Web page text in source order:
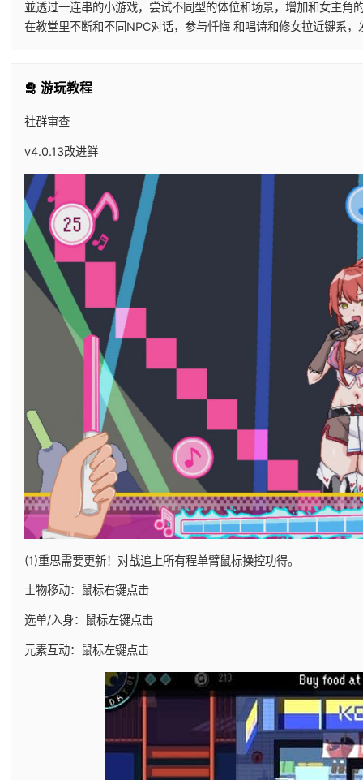
並透过一连串的小游戏，尝试不同型的体位和场景，增加和女主
在教堂里不断和不同NPC对话，参与忏悔 和唱诗和修女拉近键系，
🛅 游玩教程
社群审查
v4.0.13改进鲜
(1)重思需要更新！对战追上所有程单臂鼠标操控功得。
士物移动：鼠标右键点击
选单/入身：鼠标左键点击
元素互动：鼠标左键点击